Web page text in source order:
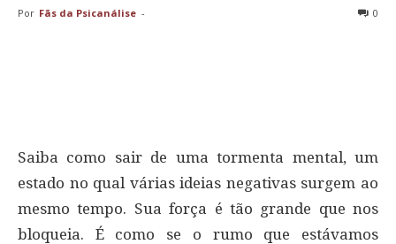
Por Fãs da Psicanálise - 0
Saiba como sair de uma tormenta mental, um
estado no qual várias ideias negativas surgem ao
mesmo tempo. Sua força é tão grande que nos
bloqueia. É como se o rumo que estávamos